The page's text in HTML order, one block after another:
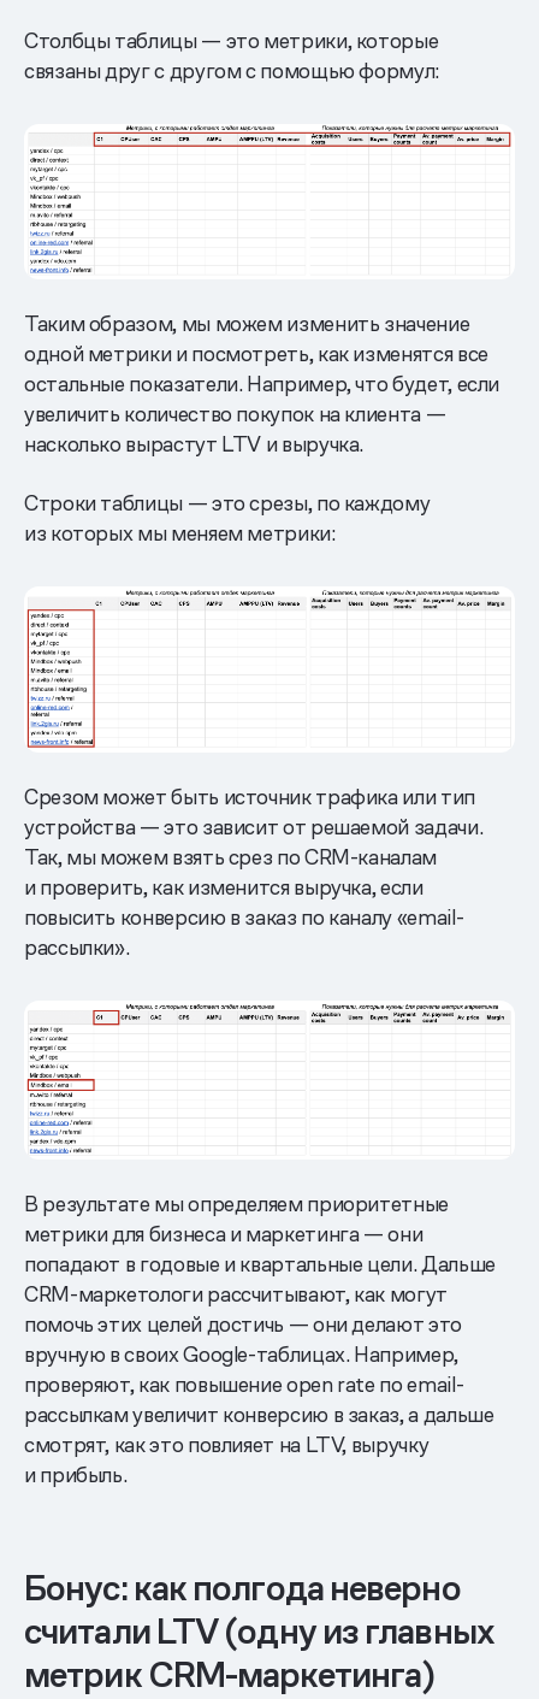
Столбцы таблицы — это метрики, которые
связаны друг с другом с помощью формул:
Таким образом, мы можем изменить значение
одной метрики и посмотреть, как изменятся все
остальные показатели. Например, что будет, если
увеличить количество покупок на клиента —
насколько вырастут LTV и выручка.
Строки таблицы — это срезы, по каждому
из которых мы меняем метрики:
Срезом может быть источник трафика или тип
устройства — это зависит от решаемой задачи.
Так, мы можем взять срез по CRM-каналам
и проверить, как изменится выручка, если
повысить конверсию в заказ по каналу «email-
рассылки».
В результате мы определяем приоритетные
метрики для бизнеса и маркетинга — они
попадают в годовые и квартальные цели. Дальше
CRM-маркетологи рассчитывают, как могут
помочь этих целей достичь — они делают это
вручную в своих Google-таблицах. Например,
проверяют, как повышение open rate по email-
рассылкам увеличит конверсию в заказ, а дальше
смотрят, как это повлияет на LTV, выручку
и прибыль.
Бонус: как полгода неверно
считали LTV (одну из главных
метрик CRM-маркетинга)